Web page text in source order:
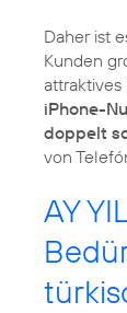
Daher ist
Kunden
attraktives
iPhone-
doppelt
von
AY